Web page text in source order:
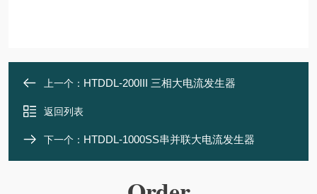
上一个： HTDDL-200III 三相大电流发生器
返回列表
下一个： HTDDL-1000SS串并联大电流发生器